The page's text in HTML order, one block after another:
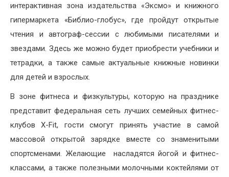
интерактивная зона издательства «Эксмо» и книжного
гипермаркета «Библио-глобус», где пройдут открытые
чтения и автограф-сессии с любимыми писателями и
звездами. Здесь же можно будет приобрести учебники и
тетрадки, а также самые актуальные книжные новинки
для детей и взрослых.
В зоне фитнеса и физкультуры, которую на празднике
представит федеральная сеть лучших семейных фитнес-
клубов X-Fit, гости смогут принять участие в самой
массовой открытой зарядке вместе со знаменитыми
спортсменами. Желающие насладятся йогой и фитнес-
классами, а также полезными молочными коктейлями от